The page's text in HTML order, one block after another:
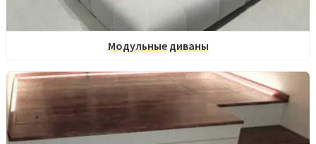
Модульные диваны